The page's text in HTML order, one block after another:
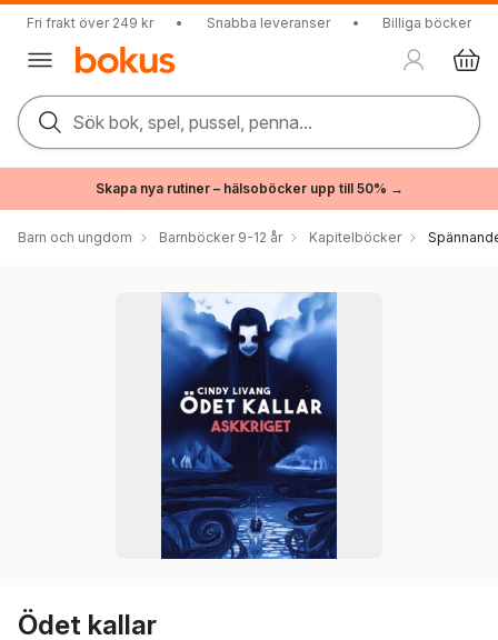
Fri frakt över 249 kr • Snabba leveranser • Billiga böcker
Sök bok, spel, pussel, penna...
Skapa nya rutiner – hälsoböcker upp till 50% →
Barn och ungdom Barnböcker 9-12 år Kapitelböcker
Ödet kallar